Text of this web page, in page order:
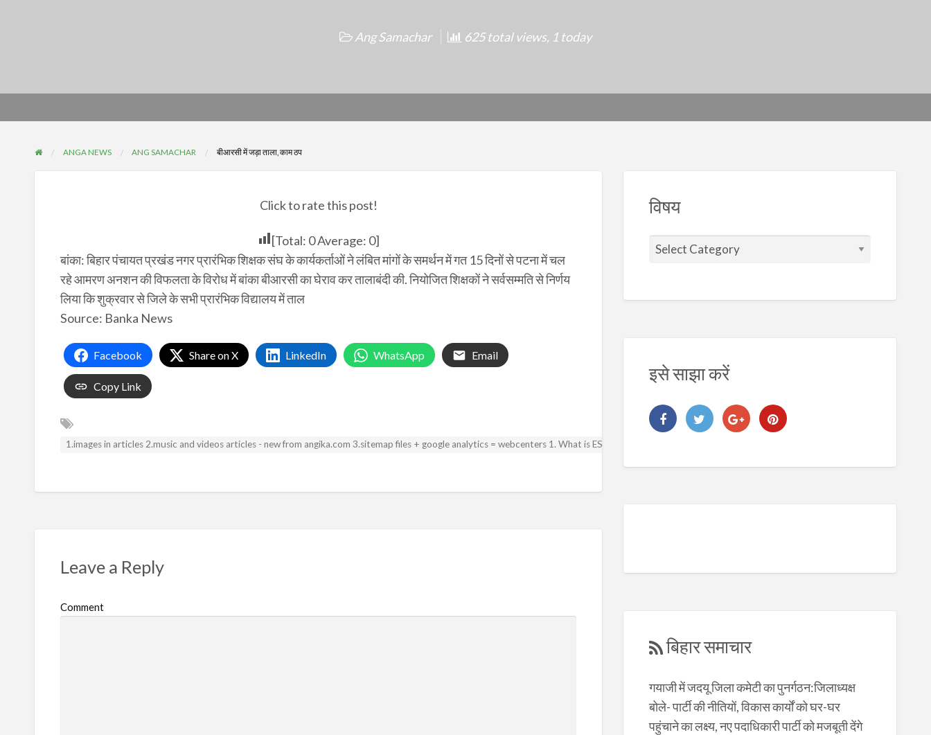
Ang Samachar 625 total views, 1 today
ANGA NEWS ANG SAMACHAR बीआरसी में जड़ा ताला, काम ठप
Click to rate this post!
[Total: 0Average: 0]
बांका: बिहार पंचायत प्रखंड नगर प्रारंभिक शिक्षक संघ के कार्यकर्ताओं ने लंबित मांगों के समर्थन में गत 15 दिनों से पटना में चल
रहे आमरण अनशन की विफलता के विरोध में बांका बीआरसी का घेराव कर तालाबंदी की. नियोजित शिक्षकों ने सर्वसम्मति से निर्णय
लिया कि शुक्रवार से जिले के सभी प्रारंभिक विद्यालय में ताल
Source: Banka News
Facebook Share on X LinkedIn WhatsApp Email
Copy Link
1.images in articles 2.music and videos articles - new from angika.com 3.sitemap files + google analytics = webcenters 1. What is ESA? 2. Digital Address Lookup
Leave a Reply
Comment
विषय
इसे साझा करें
बिहार समाचार
गयाजी में जदयू जिला कमेटी का पुनर्गठन:जिलाध्यक्ष
बोले- पार्टी की नीतियों, विकास कार्यों को घर-घर
पहुंचाने का लक्ष्य, नए पदाधिकारी पार्टी को मजबूती देंगे